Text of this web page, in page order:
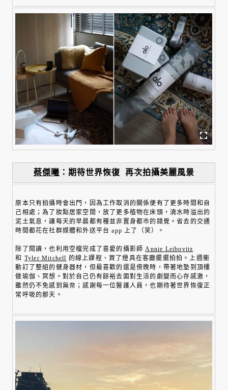
蔡傑曦 ：期待世界恢復 再次拍攝美麗風景
原本只有拍攝時會出門，因為工作取消的關係便有了更多時間和自
己相處；為了妝點居家空間，放了更多植物在床頭，澆水時溢出的
泥土氣息，讓每天的早晨都有種並非置身都市的錯覺。省去的交通
時間都花在社群媒體和外送平台 app 上了（笑）。
除了閱讀，也利用空檔完成了喜愛的攝影師Annie Leibovitz
和 Tyler Mitchell 的線上課程、買了燈具在客廳擺擺拍拍。上週衝
動訂了整組的健身器材，但最喜歡的還是傍晚時，帶著地墊到頂樓
做瑜伽、冥想。對於自己仍有餘裕去面對生活的劇變而心存感激，
雖然仍不免感到無奈；感謝每一位醫護人員，也期待著世界恢復正
常呼吸的那天。